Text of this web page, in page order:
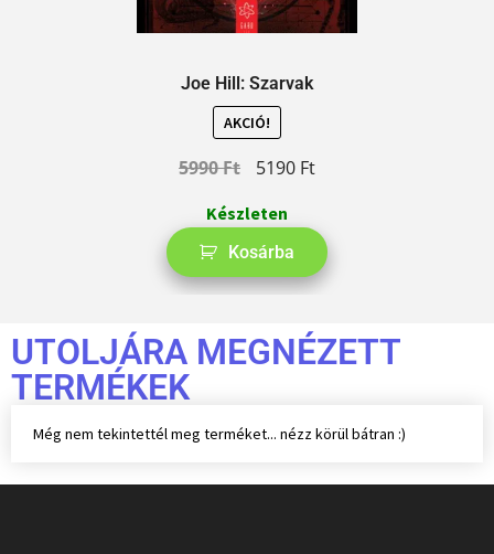
Joe Hill: Szarvak
AKCIÓ!
5990Ft 5190 Ft
Készleten
Kosárba
UTOLJÁRA MEGNÉZETT
TERMÉKEK
Még nem tekintettél meg terméket... nézz körül bátran :)